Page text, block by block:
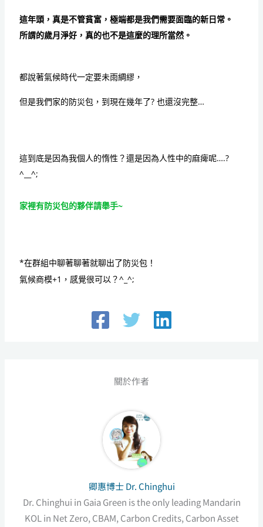
這年頭，真是不管貧富，極端都是我們需要面臨的新日常。
所謂的歲月淨好，真的也不是這麼的理所當然。
都說著氣候時代一定要未雨綢繆，
但是我們家的防災包，到現在幾年了? 也還沒完整…
這到底是因為我個人的惰性？還是因為人性中的麻痺呢….?
^__^;
家裡有防災包的夥伴請舉手~
*在群組中聊著聊著就聊出了防災包！
氣候商模+1，感覺很可以？^_^;
關於作者
卿惠博士 Dr. Chinghui
Dr. Chinghui in Gaia Green is the only leading Mandarin
KOL in Net Zero, CBAM, Carbon Credits, Carbon Asset